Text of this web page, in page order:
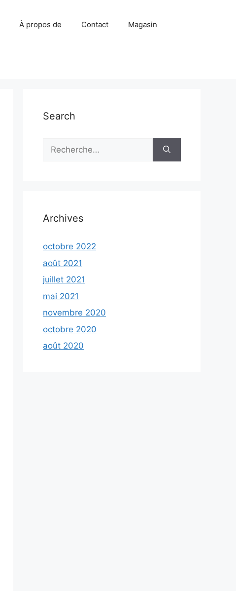
À propos de Contact Magasin
Search
Rechercher :
Archives
octobre 2022
août 2021
juillet 2021
mai 2021
novembre 2020
octobre 2020
août 2020